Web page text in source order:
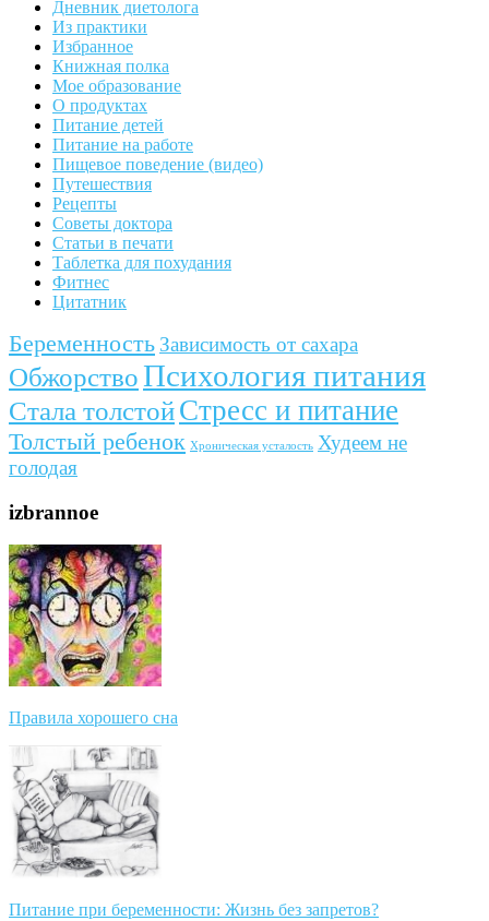
Дневник диетолога
Из практики
Избранное
Книжная полка
Мое образование
О продуктах
Питание детей
Питание на работе
Пищевое поведение (видео)
Путешествия
Рецепты
Советы доктора
Статьи в печати
Таблетка для похудания
Фитнес
Цитатник
Беременность Зависимость от сахара
ОбжорствоПсихология питания
Стала толстойСтресс и питание
Толстый ребенок Хроническая усталость Худеем не
голодая
izbrannoe
Правила хорошего сна
Питание при беременности: Жизнь без запретов?